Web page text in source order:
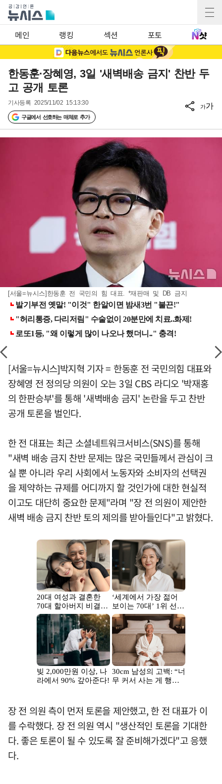
메인 랭킹 섹션 포토
한동훈·장혜영, 3일 '새벽배송 금지' 찬반 두
고 공개 토론
기사등록 2025/11/02 15:13:30
구글에서 선호하는 매체로 추가
가가
[서울=뉴시스]한동훈 전 국민의 힘 대표. *재판매 및 DB 금지
[서울=뉴시스]박지혁 기자 = 한동훈 전 국민의힘 대표와
장혜영 전 정의당 의원이 오는 3일 CBS 라디오 '박재홍
의 한판승부'를 통해 '새벽배송 금지' 논란을 두고 찬반
공개 토론을 벌인다.
한 전 대표는 최근 소셜네트워크서비스(SNS)를 통해
"새벽 배송 금지 찬반 문제는 많은 국민들께서 관심이 크
실 뿐 아니라 우리 사회에서 노동자와 소비자의 선택권
을 제약하는 규제를 어디까지 할 것인가에 대한 현실적
이고도 대단히 중요한 문제"라며 "장 전 의원이 제안한
새벽 배송 금지 찬반 토의 제의를 받아들인다"고 밝혔다.
장 전 의원 측이 먼저 토론을 제안했고, 한 전 대표가 이
를 수락했다. 장 전 의원 역시 "생산적인 토론을 기대한
다. 좋은 토론이 될 수 있도록 잘 준비해가겠다"고 응했
다.